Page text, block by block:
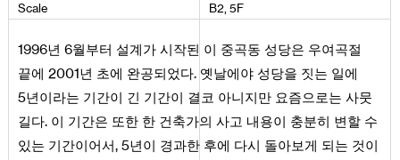
Scale
B2 5 F
1996년 6월부터 설계가 시작된 이 중곡동 성당은 우여곡절
끝에 2001년 초에 완공되었다. 옛날에야 성당을 짓는 일에
5년이라는 기간이 긴 기간이 결코 아니지만 요즘으로는 사뭇
길다. 이 기간은 또한 한 건축가의 사고 내용이 충분히 변할 수
있는 기간이어서, 5년이 경과한 후에 다시 돌아보게 되는 것이